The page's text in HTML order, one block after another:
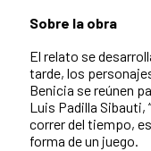
Sobre la obra
El relato se
tarde, los
Benicia se reúnen
Luis Padilla Sibauti,
correr del tiempo,
forma de un juego.